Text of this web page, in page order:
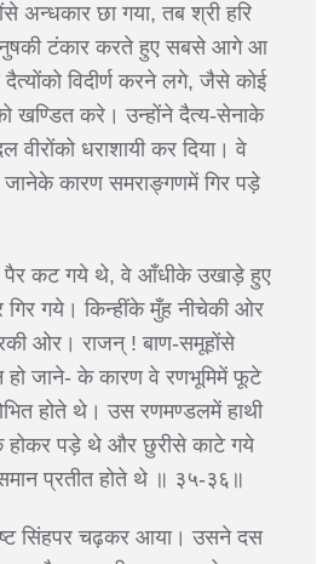
अन्धकार छा गया, तब श्री हरि
टंकार करते हुए सबसे आगे आ
विदीर्ण करने लगे, जैसे कोई
खण्डित करे। उन्होंने दैत्य-सेनाके
वीरोंको धराशायी कर दिया। वे
कारण समराङ्गणमें गिर पड़े
पैर कट गये थे, वे आँधीके उखाड़े हुए
गिर गये। किन्हींके मुँह नीचेकी ओर
ओर। राजन् ! बाण-समूहोंसे
हो जाने- के कारण वे रणभूमिमें फूटे
होते थे। उस रणमण्डलमें हाथी
होकर पड़े थे और छुरीसे काटे गये
प्रतीत होते थे ॥ ३५-३६॥
सिंहपर चढ़कर आया। उसने दस